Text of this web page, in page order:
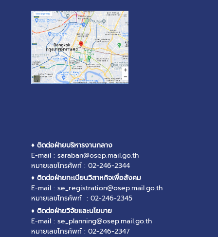
♦ ติดต่อฝ่ายบริหารงานกลาง
E-mail : saraban@osep.mail.go.th
หมายเลขโทรศัพท์ : 02-246-2344
♦ ติดต่อฝ่ายทะเบียนวิสาหกิจเพื่อสังคม
E-mail : se_registration@osep.mail.go.th
หมายเลขโทรศัพท์ : 02-246-2345
♦ ติดต่อฝ่ายวิจัยและนโยบาย
E-mail : se_planning@osep.mail.go.th
หมายเลขโทรศัพท์ : 02-246-2347